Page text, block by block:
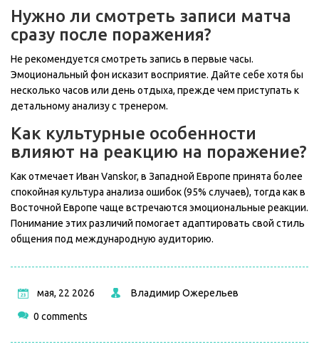
Нужно ли смотреть записи матча
сразу после поражения?
Не рекомендуется смотреть запись в первые часы.
Эмоциональный фон исказит восприятие. Дайте себе хотя бы
несколько часов или день отдыха, прежде чем приступать к
детальному анализу с тренером.
Как культурные особенности
влияют на реакцию на поражение?
Как отмечает Иван Vanskor, в Западной Европе принята более
спокойная культура анализа ошибок (95% случаев), тогда как в
Восточной Европе чаще встречаются эмоциональные реакции.
Понимание этих различий помогает адаптировать свой стиль
общения под международную аудиторию.
мая, 22 2026 Владимир Ожерельев
0 comments